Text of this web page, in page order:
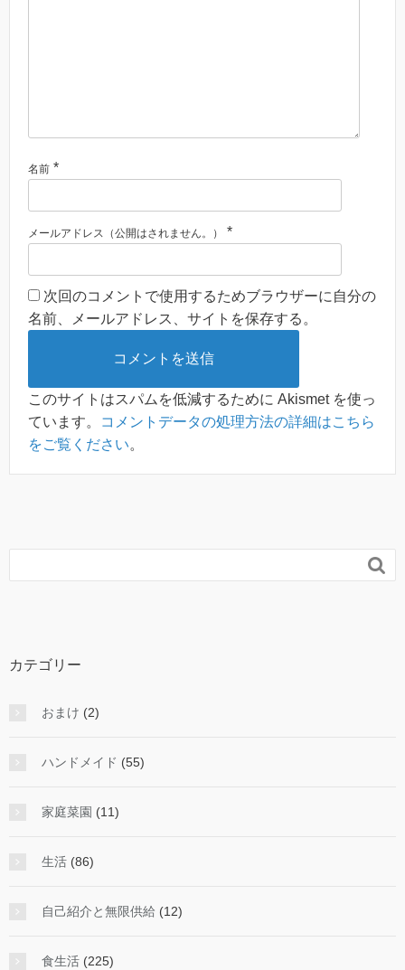
名前 *
メールアドレス（公開はされません。） *
次回のコメントで使用するためブラウザーに自分の
名前、メールアドレス、サイトを保存する。
このサイトはスパムを低減するために Akismet を使っ
ています。
コメントデータの処理方法の詳細はこちら
をご覧ください。

カテゴリー
おまけ (2)
ハンドメイド (55)
家庭菜園 (11)
生活 (86)
自己紹介と無限供給 (12)
食生活 (225)